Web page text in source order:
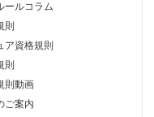
ールコラム
則
ア資格規則
則
則動画
ご案内